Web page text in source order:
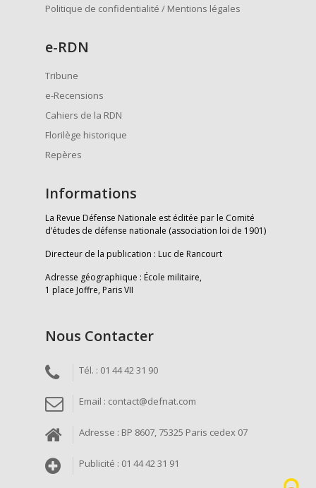
Politique de confidentialité / Mentions légales
e-RDN
Tribune
e-Recensions
Cahiers de la RDN
Florilège historique
Repères
Informations
La Revue Défense Nationale est éditée par le Comité
d’études de défense nationale (association loi de 1901)
Directeur de la publication : Luc de Rancourt
Adresse géographique : École militaire,
1 place Joffre, Paris VII
Nous Contacter
Tél. : 01 44 42 31 90
Email : contact@defnat.com
Adresse : BP 8607, 75325 Paris cedex 07
Publicité : 01 44 42 31 91